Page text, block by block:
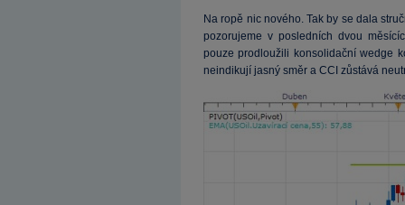
Na ropě nic nového. Tak by se dala
pozorujeme v posledních dvou
pouze prodloužili konsolidační wedge
neindikují jasný směr a CCI zůstává